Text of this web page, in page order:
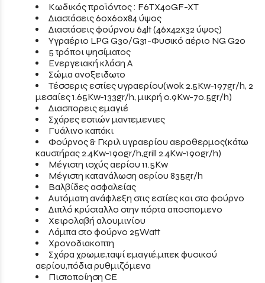
Κωδικός προϊόντος : F6TX40GF-XT
Διαστάσεις 60x60x84 ύψος
Διαστάσεις φούρνου 64lt (46x42x32 ύψος)
Υγραέριο LPG G30/G31-Φυσικό αέριο NG G20
5 τρόποι ψησίματος
Ενεργειακή κλάση Α
Σώμα ανοξειδωτο
Τέσσερις εστίες υγραερίου(wok 2.5Kw-197gr/h, 2
μεσαίες 1.65Kw-133gr/h, μικρή 0.9Kw-70.5gr/h)
Διασπορεις εμαγιέ
Σχάρες εστιών μαντεμενιες
Γυάλινο καπάκι
Φούρνος & Γκριλ υγραερίου αεροθερμος(κάτω
καυστήρας 2.4Kw-190gr/h,grill 2.4Kw-190gr/h)
Μέγιστη ισχύς αερίου 11.5Kw
Μέγιστη κατανάλωση αερίου 835gr/h
Βαλβίδες ασφαλείας
Αυτόματη ανάφλεξη στις εστίες και στο φούρνο
Διπλό κρύσταλλο στην πόρτα αποσπομενο
Χειρολαβή αλουμινίου
Λάμπα στο φούρνο 25Watt
Χρονοδιακοπτη
Σχάρα χρωμε,ταψί εμαγιέ,μπεκ φυσικού
αερίου,πόδια ρυθμιζόμενα
Πιστοποίηση CE